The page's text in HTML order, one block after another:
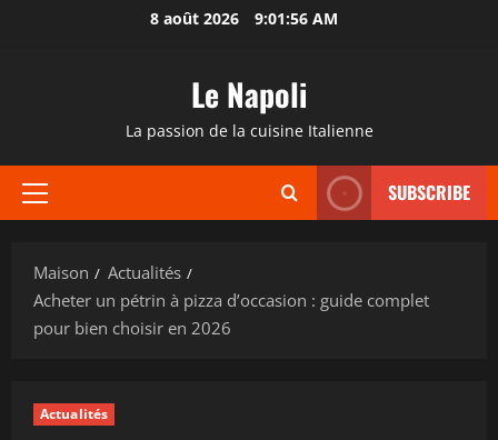
8 août 2026 9:01:57 AM
Le Napoli
La passion de la cuisine Italienne
Menu
SUBSCRIBE
Maison
Actualités
Acheter un pétrin à pizza d’occasion : guide complet
pour bien choisir en 2026
Actualités